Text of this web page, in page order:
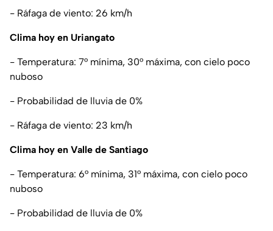
- Ráfaga de viento: 26 km/h
Clima hoy en Uriangato
- Temperatura: 7° mínima, 30° máxima, con cielo poco
nuboso
- Probabilidad de lluvia de 0%
- Ráfaga de viento: 23 km/h
Clima hoy en Valle de Santiago
- Temperatura: 6° mínima, 31° máxima, con cielo poco
nuboso
- Probabilidad de lluvia de 0%